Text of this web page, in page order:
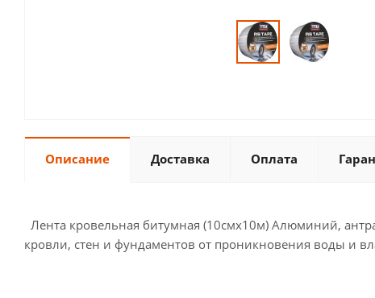
Описание Доставка Оплата
Лента кровельная битумная (10смх10м) Алюминий,
кровли, стен и фундаментов от проникновения воды и